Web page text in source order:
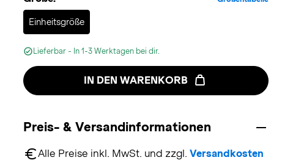
Einheitsgröße
Selected
Lieferbar - In 1-3 Werktagen bei dir.
IN DEN WARENKORB
Preis- & Versandinformationen
Alle Preise inkl. MwSt. und zzgl. Versandkosten